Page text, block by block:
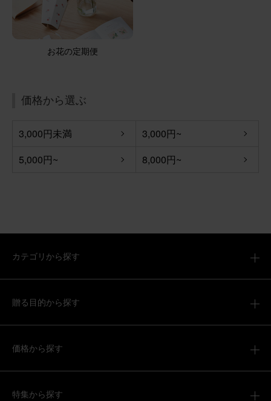
お花の定期便
価格から選ぶ
3,000円未満
3,000円~
5,000円~
8,000円~
カテゴリから探す
贈る目的から探す
価格から探す
特集から探す